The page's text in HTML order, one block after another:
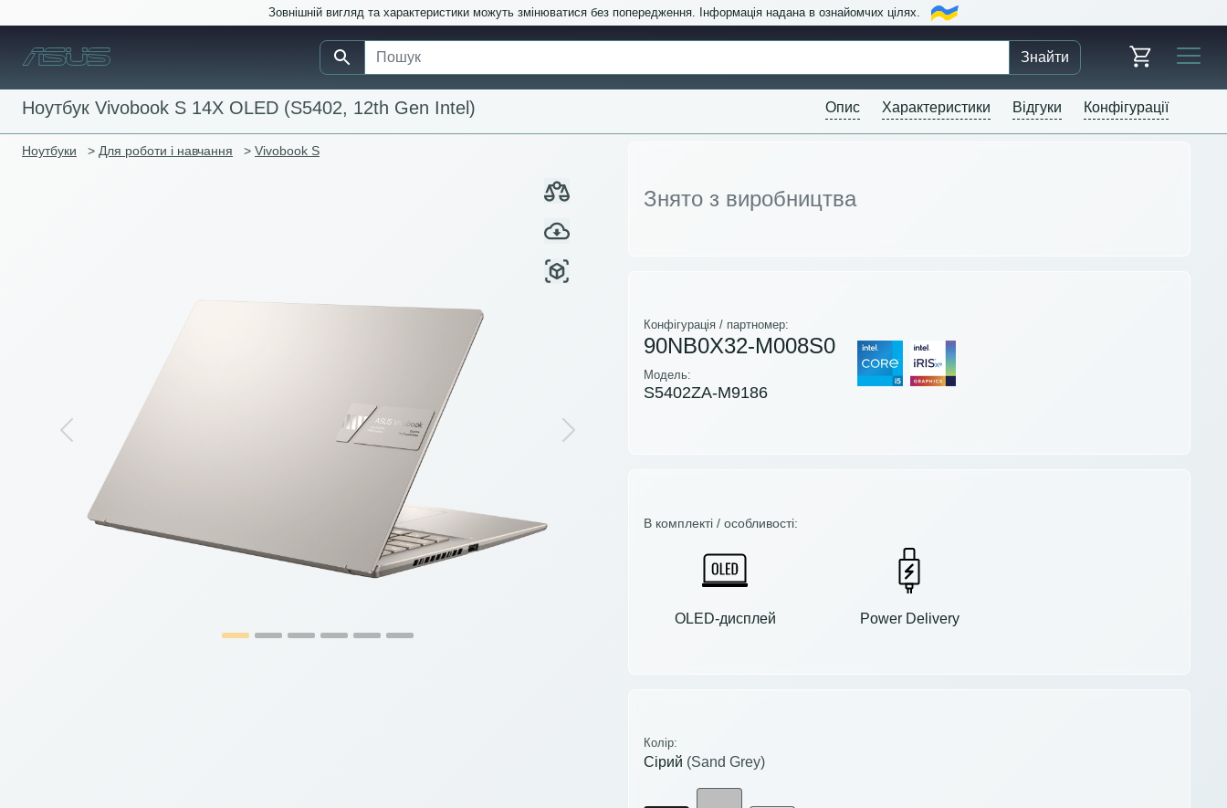
Зовнішній вигляд та характеристики можуть змінюватися без попередження. Інформація надана в ознайомчих цілях.
Знайти
Ноутбук Vivobook S 14X OLED (S5402, 12th Gen Intel) Опис Характеристики Відгуки Конфігурації
Ноутбуки > Для роботи і навчання > Vivobook S
Previous Next
Знято з виробництва
Конфігурація / партномер:
90NB0X32-M008S0
Модель:
S5402ZA-M9186
В комплекті / особливості:
OLED-дисплей Power Delivery
Колір:
Сірий (Sand Grey)